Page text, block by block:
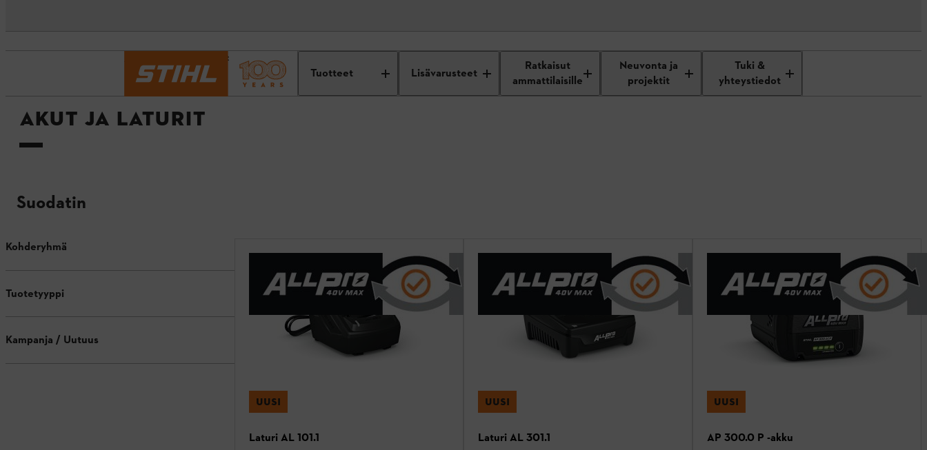
Tuotteet Lisävarusteet
Ratkaisut
ammattilaisille
Neuvonta ja
projektit
Tuki &
yhteystiedot
Akut ja laturit
AKUT JA LATURIT
Suodatin
Kohderyhmä
Tuotetyyppi
Kampanja / Uutuus
UUSI
Laturi AL 101.1
UUSI
Laturi AL 301.1
UUSI
AP 300.0 P -akku